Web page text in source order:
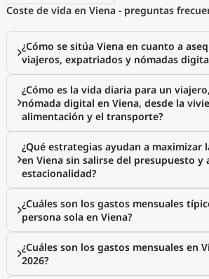
Coste de vida en Viena - preguntas
¿Cómo se sitúa Viena en cuanto a
viajeros, expatriados y nómadas
¿Cómo es la vida diaria para un
nómada digital en Viena, desde la
alimentación y el transporte?
¿Qué estrategias ayudan a maximizar
en Viena sin salirse del presupuesto y
estacionalidad?
¿Cuáles son los gastos mensuales
persona sola en Viena?
¿Cuáles son los gastos mensuales en
2026?